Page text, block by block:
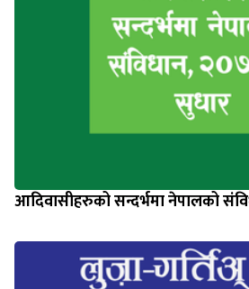
आदिवासीहरुको सन्दर्भमा नेपालको